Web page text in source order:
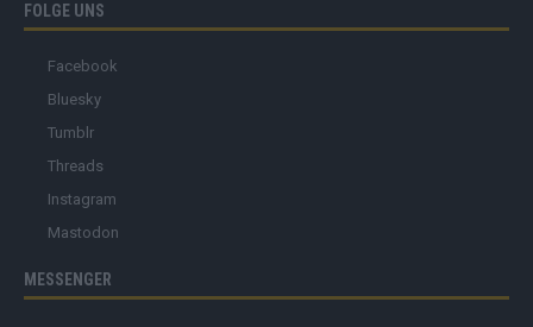
FOLGE UNS
Facebook
Bluesky
Tumblr
Threads
Instagram
Mastodon
MESSENGER